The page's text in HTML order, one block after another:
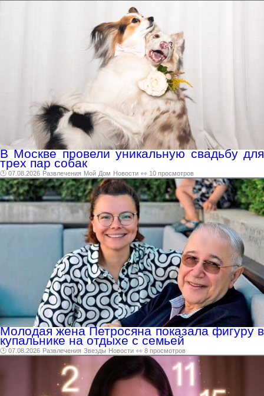
В Москве провели уникальную свадьбу для
трех пар собак
🕑 07.08.2026 Развлечения Мой Дом Новости 👀 10 просмотров
Молодая жена Петросяна показала фигуру в
купальнике на отдыхе с семьей
🕑 07.08.2026 Развлечения Звезды Новости 👀 8 просмотров